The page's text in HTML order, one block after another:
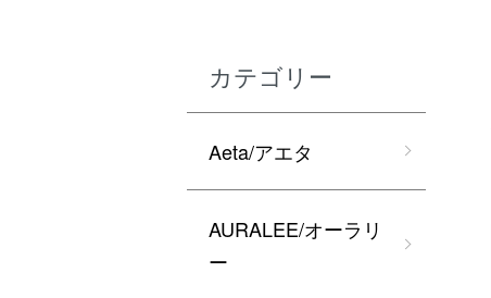
カテゴリー
Aeta/アエタ
AURALEE/オーラリ
ー